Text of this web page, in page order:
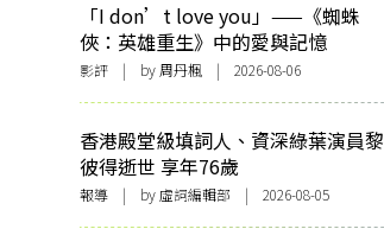
「I don’t love you」——《蜘蛛
俠：英雄重生》中的愛與記憶
影評 | by 周丹楓 | 2026-08-06
香港殿堂級填詞人、資深綠葉演員黎
彼得逝世 享年76歲
報導 | by 虛詞編輯部 | 2026-08-05